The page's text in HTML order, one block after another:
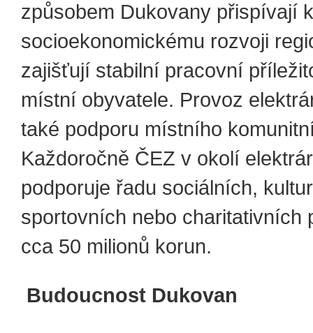
způsobem Dukovany přispívají k
socioekonomickému rozvoji
zajišťují stabilní pracovní
místní obyvatele. Provoz
také podporu místního
Každoročně ČEZ v okolí
podporuje řadu sociálních,
sportovních nebo charitativních
cca 50 milionů korun.
Budoucnost Dukovan